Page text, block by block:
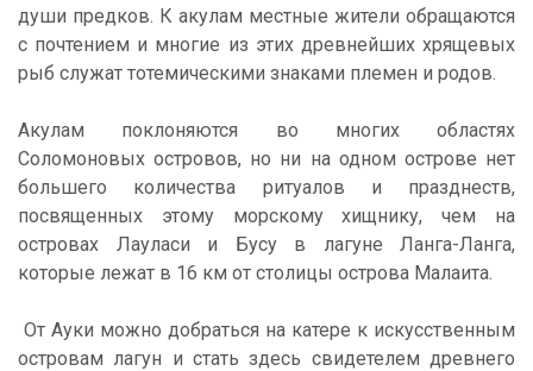
души предков. К акулам местные жители обращаются
с почтением и многие из этих древнейших хрящевых
рыб служат тотемическими знаками племен и родов.
Акулам поклоняются во многих областях
Соломоновых островов, но ни на одном острове нет
большего количества ритуалов и празднеств,
посвященных этому морскому хищнику, чем на
островах Лауласи и Бусу в лагуне Ланга-Ланга,
которые лежат в 16 км от столицы острова Малаита.
От Ауки можно добраться на катере к искусственным
островам лагун и стать здесь свидетелем древнего